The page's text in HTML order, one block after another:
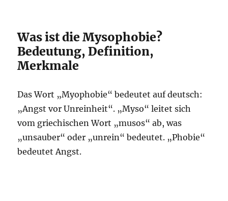
Was ist die Mysophobie?
Bedeutung, Definition,
Merkmale
Das Wort „Myophobie“ bedeutet auf deutsch:
„Angst vor Unreinheit“. „Myso“ leitet sich
vom griechischen Wort „musos“ ab, was
„unsauber“ oder „unrein“ bedeutet. „Phobie“
bedeutet Angst.